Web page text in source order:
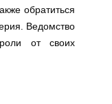
обратиться
Ведомство
от своих